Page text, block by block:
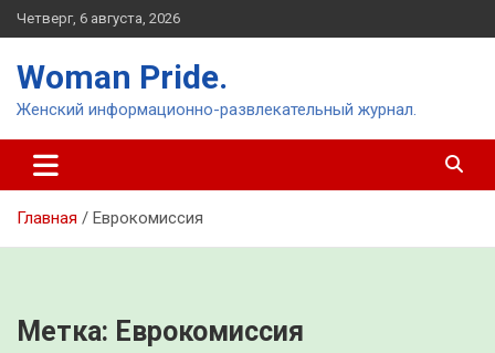
Перейти
к
Четверг, 6 августа, 2026
Woman Pride.
Женский информационно-развлекательный журнал.
Главная Еврокомиссия
Метка: Еврокомиссия